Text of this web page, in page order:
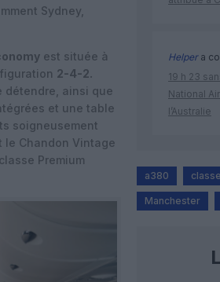
Sydney,
est située à
2-4-2.
ainsi que
et une table
soigneusement
le Chandon Vintage
Premium
Helpera
19 h 23
National
l’Australie
a380
Manchester